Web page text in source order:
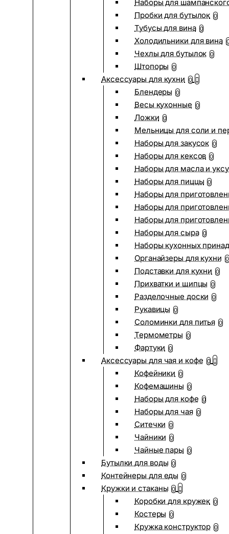
Наборы для
Пробки для бутылок 0
Тубусы для вина 0
Холодильники для вина
Чехлы для бутылок 0
Штопоры 0
Аксессуары для кухни 0
Блендеры 0
Весы кухонные 0
Ложки 0
Мельницы для соли и
Наборы для закусок 0
Наборы для кексов 0
Наборы для масла и
Наборы для пиццы 0
Наборы для
Наборы для
Наборы для
Наборы для сыра 0
Наборы кухонных
Органайзеры для кухни 0
Подставки для кухни 0
Прихватки и щипцы 0
Разделочные доски 0
Рукавицы 0
Соломинки для питья 0
Термометры 0
Фартуки 0
Аксессуары для чая и кофе 0
Кофейники 0
Кофемашины 0
Наборы для кофе 0
Наборы для чая 0
Ситечки 0
Чайники 0
Чайные пары 0
Бутылки для воды 0
Контейнеры для еды 0
Кружки и стаканы 0
Коробки для кружек 0
Костеры 0
Кружка конструктор 0